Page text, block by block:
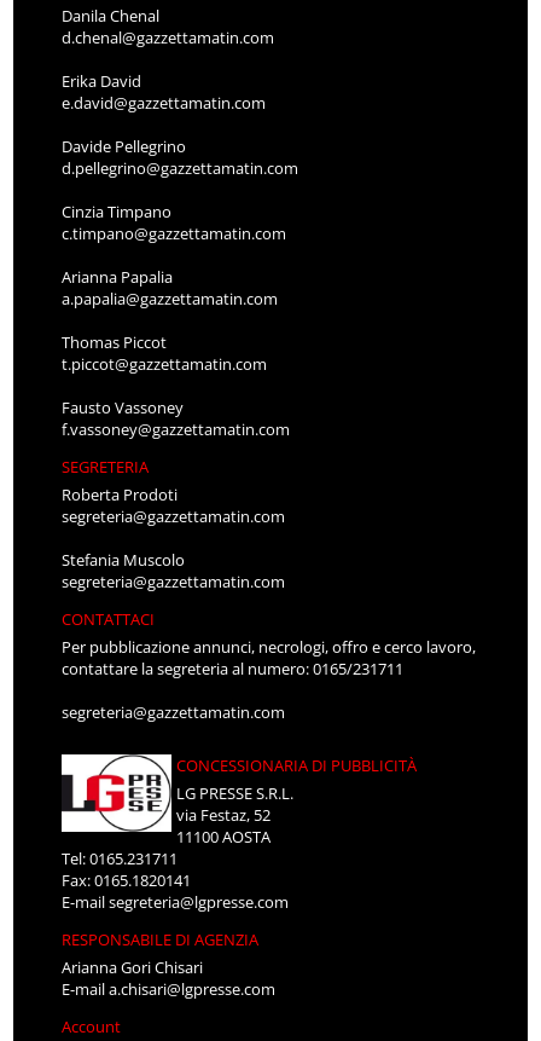
Danila Chenal
d.chenal@gazzettamatin.com
Erika David
e.david@gazzettamatin.com
Davide Pellegrino
d.pellegrino@gazzettamatin.com
Cinzia Timpano
c.timpano@gazzettamatin.com
Arianna Papalia
a.papalia@gazzettamatin.com
Thomas Piccot
t.piccot@gazzettamatin.com
Fausto Vassoney
f.vassoney@gazzettamatin.com
SEGRETERIA
Roberta Prodoti
segreteria@gazzettamatin.com
Stefania Muscolo
segreteria@gazzettamatin.com
CONTATTACI
Per pubblicazione annunci, necrologi, offro e cerco lavoro,
contattare la segreteria al numero: 0165/231711
segreteria@gazzettamatin.com
CONCESSIONARIA DI PUBBLICITÀ
LG PRESSE S.R.L.
via Festaz, 52
11100 AOSTA
Tel: 0165.231711
Fax: 0165.1820141
E-mailsegreteria@lgpresse.com
RESPONSABILE DI AGENZIA
Arianna Gori Chisari
E-maila.chisari@lgpresse.com
Account